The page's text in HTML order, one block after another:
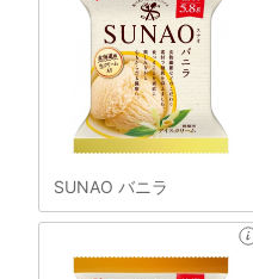
SUNAO バニラ